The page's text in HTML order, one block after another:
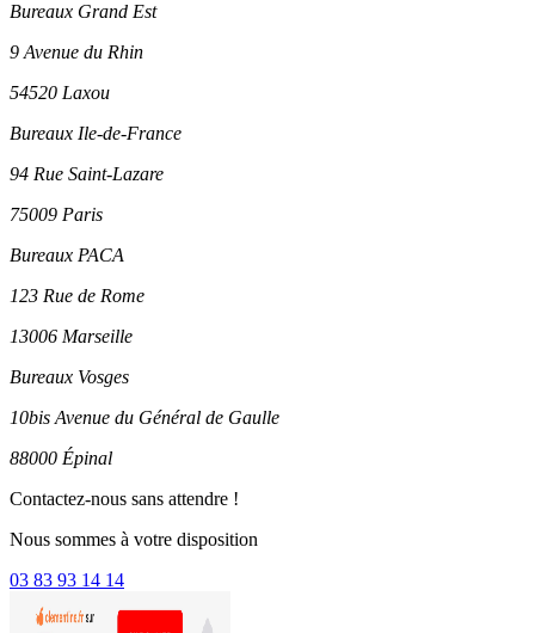
Bureaux Grand Est
9 Avenue du Rhin
54520 Laxou
Bureaux Ile-de-France
94 Rue Saint-Lazare
75009 Paris
Bureaux PACA
123 Rue de Rome
13006 Marseille
Bureaux Vosges
10bis Avenue du Général de Gaulle
88000 Épinal
Contactez-nous sans attendre !
Nous sommes à votre disposition
03 83 93 14 14